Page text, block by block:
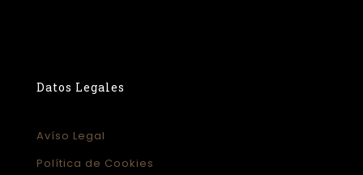
Datos Legales
Avíso Legal
Política de Cookies